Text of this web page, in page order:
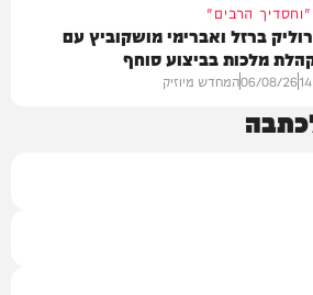
"וחסדיך הרבים"
ברזל ואברימי מושקוביץ עם
מלכות בביצוע סוחף
06/08/26המחדש מיוזיק